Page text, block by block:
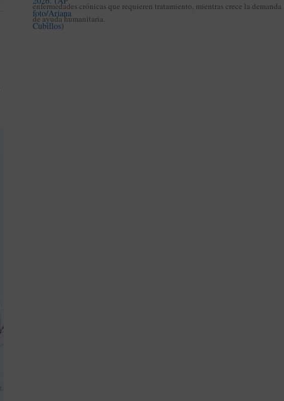
enfermedades crónicas que requieren tratamiento, mientras crece la demanda
de ayuda humanitaria.